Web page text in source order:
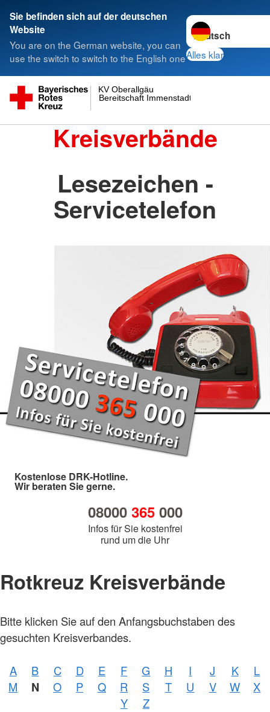
Sie befinden sich auf der deutschen
Website
You are on the German website, you can
use the switch to switch to the English one
Sprache wechseln
Alles klar
Bereitschaft Immenstadt
KV Oberallgäu
Kreisverbände
Lesezeichen -
Servicetelefon
Kostenlose DRK-Hotline.
Wir beraten Sie gerne.
08000 365000
Infos für Sie kostenfrei
rund um die Uhr
Rotkreuz Kreisverbände
Bitte klicken Sie auf den Anfangsbuchstaben des
gesuchten Kreisverbandes.
A B C D E F G H I J K
L
M
N O P Q R S T U V W
X
Y
Z